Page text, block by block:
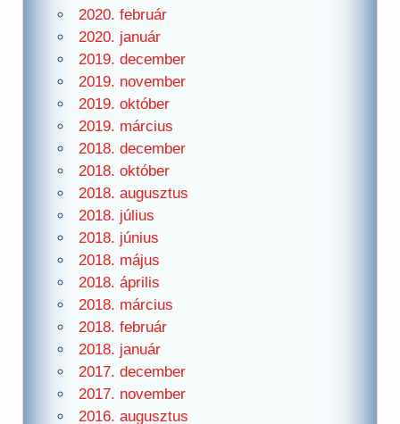
2020. február
2020. január
2019. december
2019. november
2019. október
2019. március
2018. december
2018. október
2018. augusztus
2018. július
2018. június
2018. május
2018. április
2018. március
2018. február
2018. január
2017. december
2017. november
2016. augusztus